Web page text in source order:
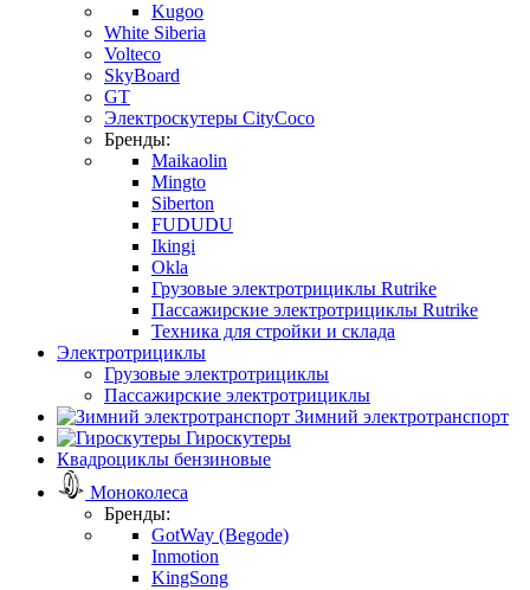
Kugoo
White Siberia
Volteco
SkyBoard
GT
Электроскутеры CityCoco
Бренды:
Maikaolin
Mingto
Siberton
FUDUDU
Ikingi
Okla
Грузовые электротрициклы Rutrike
Пассажирские электротрициклы Rutrike
Техника для стройки и склада
Электротрициклы
Грузовые электротрициклы
Пассажирские электротрициклы
Зимний электротранспорт
Гироскутеры
Квадроциклы бензиновые
Моноколеса
Бренды:
GotWay (Begode)
Inmotion
KingSong